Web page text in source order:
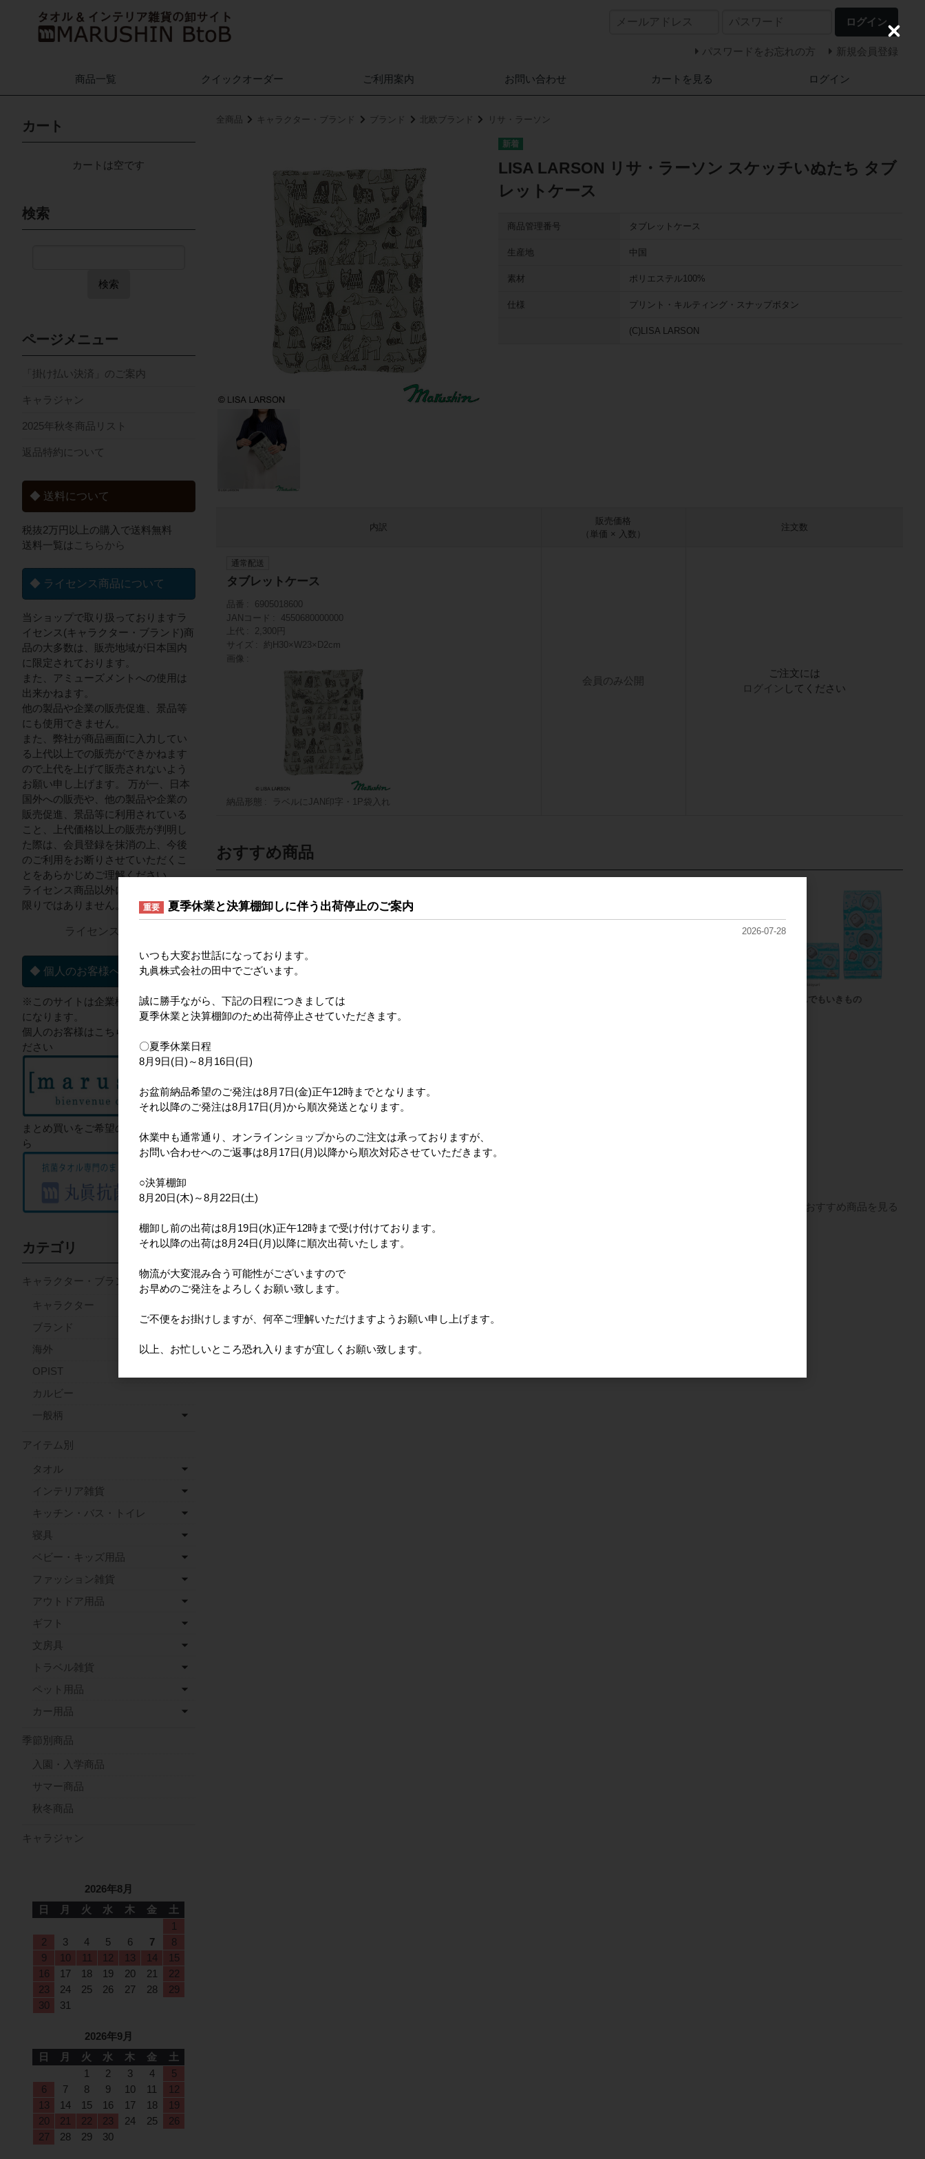
ログイン
パスワードをお忘れの方 新規会員登録
商品一覧 クイック オーダー ご利用案内 お問い合わせ カートを見る ログイン
全商品 キャラクター・ブランド ブランド 北欧ブランド リサ・ラーソン
LISA LARSON リサ・ラーソン スケッチいぬたち タブ
レットケース
商品管理番号 タブレットケース
生産地 中国
素材 ポリエステル100%
仕様 プリント・キルティング・スナップボタン
(C)LISA LARSON
内訳
販売価格
（単価 × 入数）
注文数
通常配送
タブレットケース
品番
6905018600
JANコード
4550680000000
上代
2,300円
サイズ
約H30×W23×D2cm
画像
納品形態 ラベルにJAN印字・1P袋入れ
会員のみ公開
ご注文には
ログイン してください
おすすめ商品
ネパール
miffy ミッフィー たのし
い食卓 エコバッグ
なんでもいきもの
すべてのおすすめ商品を見る
カート
カートは空です
検索
検索
ページメニュー
「掛け払い決済」のご案内
キャラジャン
2025年秋冬商品リスト
返品特約について
◆ 送料について
税抜2万円以上の購入で送料無料
送料一覧は こちらから
◆ ライセンス商品について
当ショップで取り扱っておりますラ
イセンス(キャラクター・ブランド)商
品の大多数は、販売地域が日本国内
に限定されております。
また、アミューズメントへの使用は
出来かねます。
他の製品や企業の販売促進、景品等
にも使用できません。
また、弊社が商品画面に入力してい
る上代以上での販売ができかねます
ので上代を上げて販売されないよう
お願い申し上げます。 万が一、日本
国外への販売や、他の製品や企業の
販売促進、景品等に利用されている
こと、上代価格以上の販売が判明し
た際は、会員登録を抹消の上、今後
のご利用をお断りさせていただくこ
とをあらかじめご理解ください。
ライセンス商品以外についてはこの
限りではありません。
ライセンス一覧▼
◆ 個人のお客様へ
※このサイトは企業様向けのサイト
になります。
個人のお客様はこちらからご確認く
ださい
まとめ買いをご希望のお客様はこち
ら
カテゴリ
キャラクター・ブランド
キャラクター
ブランド
海外
OPIST
カルビー
一般柄
アイテム別
タオル
インテリア雑貨
キッチン・バス・トイレ
寝具
ベビー・キッズ用品
ファッション雑貨
アウトドア用品
ギフト
文房具
トラベル雑貨
ペット用品
カー用品
季節別商品
入園・入学商品
サマー商品
秋冬商品
キャラジャン
2026年8月
日
月 火 水 木 金
土
1
2
3 4 5 6 7
8
9
10 11 12 13 14
15
16
17 18 19 20 21
22
23
24 25 26 27 28
29
30
31
2026年9月
日
月 火 水 木 金
土
1
2 3 4
5
6
7 8 9 10 11
12
13
14 15 16 17 18
19
20
21 22 23 24 25
26
27
28 29 30
重要 夏季休業と決算棚卸しに伴う出荷停止のご案内
2026-07-28
いつも大変お世話になっております。
丸眞株式会社の田中でございます。
誠に勝手ながら、下記の日程につきましては
夏季休業と決算棚卸のため出荷停止させていただきます。
〇夏季休業日程
8月9日(日)～8月16日(日)
お盆前納品希望のご発注は8月7日(金)正午12時までとなります。
それ以降のご発注は8月17日(月)から順次発送となります。
休業中も通常通り、オンラインショップからのご注文は承っておりますが、
お問い合わせへのご返事は8月17日(月)以降から順次対応させていただきます。
○決算棚卸
8月20日(木)～8月22日(土)
棚卸し前の出荷は8月19日(水)正午12時まで受け付けております。
それ以降の出荷は8月24日(月)以降に順次出荷いたします。
物流が大変混み合う可能性がございますので
お早めのご発注をよろしくお願い致します。
ご不便をお掛けしますが、何卒ご理解いただけますようお願い申し上げます。
以上、お忙しいところ恐れ入りますが宜しくお願い致します。
C
l
o